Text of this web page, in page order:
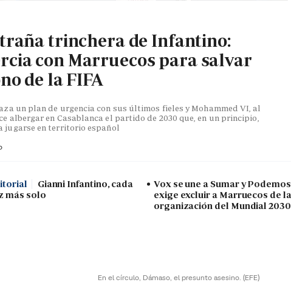
trinchera de Infantino:
con Marruecos para salvar
de la FIFA
un plan de urgencia con sus últimos fieles y Mohammed VI, al
albergar en Casablanca el partido de 2030 que, en un principio,
jugarse en territorio español
Gianni Infantino, cada
más solo
Vox se une a Sumar y
exige excluir a Marruecos de la
organización del Mundial 2030
En el círculo, Dámaso, el presunto asesino. (EFE)